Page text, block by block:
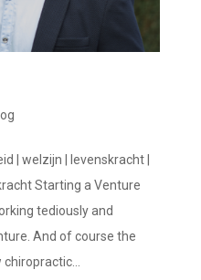
| welzijn | levenskracht |
Starting a Venture
tediously and
And of course the